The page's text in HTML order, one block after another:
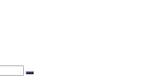
Buscar